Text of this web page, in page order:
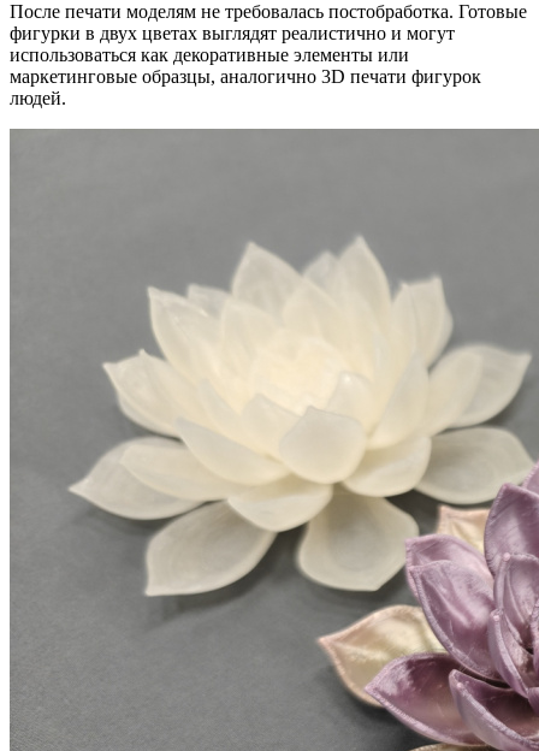
После печати моделям не требовалась постобработка. Готовые
фигурки в двух цветах выглядят реалистично и могут
использоваться как декоративные элементы или
маркетинговые образцы, аналогично 3D печати фигурок
людей.